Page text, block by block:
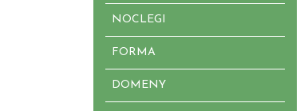
NOCLEGI
FORMA
DOMENY